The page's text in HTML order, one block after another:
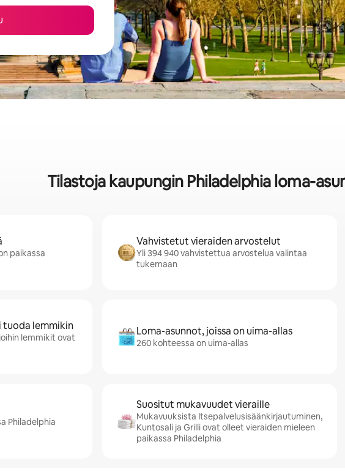
Tilastoja kaupungin Philadelphia loma-
paikassa
Vahvistetut vieraiden arvostelut
Yli 394 940 vahvistettua arvostelua valintaa
tukemaan
tuoda lemmikin
lemmikit ovat
Loma-asunnot, joissa on uima-allas
260 kohteessa on uima-allas
Philadelphia
Suositut mukavuudet vieraille
Mukavuuksista Itsepalvelusisäänkirjautuminen,
Kuntosali ja Grilli ovat olleet vieraiden mieleen
paikassa Philadelphia